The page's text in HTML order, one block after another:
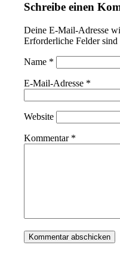
Schreibe einen
Deine E-Mail-Adresse
Erforderliche Felder sind
Name *
E-Mail-Adresse *
Website
Kommentar *